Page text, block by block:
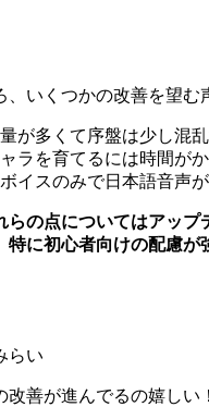
、いくつかの改善を望む
量が多くて序盤は少し混乱
ャラを育てるには時間がか
ボイスのみで日本語音声が
らの点についてはアップ
特に初心者向けの配慮が
らい
改善が進んでるの嬉しい！